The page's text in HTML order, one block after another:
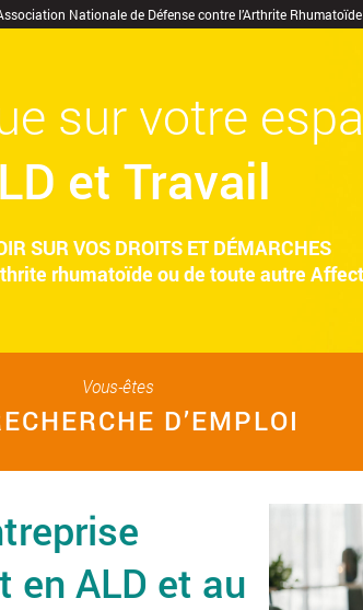
Nationale de Défense contre l’Arthrite Rhumatoïde
sur votre
et Travail
SUR VOS DROITS ET DÉMARCHES
rhumatoïde ou de toute autre
Vous-êtes
D’EMPLOI
en ALD et au